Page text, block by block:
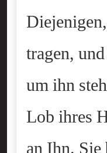
tragen,
um ihn
Lob ihres